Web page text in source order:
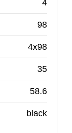
4
98
4x98
35
58.6
black